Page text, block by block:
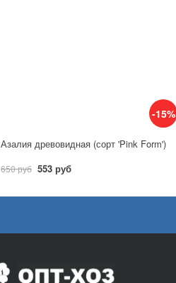
-15%
Азалия древовидная (сорт 'Pink Form')
650 руб 553 руб